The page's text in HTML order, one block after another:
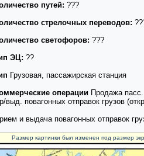
путей: ???
стрелочных переводов:
светофоров: ???
ЭЦ: ??
Грузовая, пассажирская станция
операции Продажа
выд. повагонных отправок грузов
и выдача повагонных отправок
Размер картинки был изменен под размер